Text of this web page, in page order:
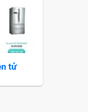
tử